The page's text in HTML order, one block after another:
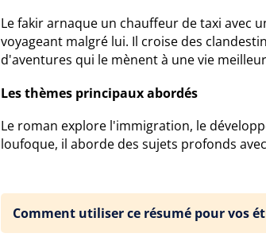
Le fakir arnaque un chauffeur de taxi avec
voyageant malgré lui. Il croise des
d'aventures qui le mènent à une vie
Les thèmes principaux abordés
Le roman explore l'immigration, le
loufoque, il aborde des sujets profonds
Comment utiliser ce résumé pour vos